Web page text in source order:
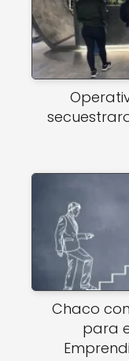
Chaco
para